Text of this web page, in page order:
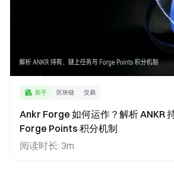
新手 区块链 交易
Ankr Forge 如何运作？解析 ANKR
Forge Points 积分机制
阅读时长: 3m